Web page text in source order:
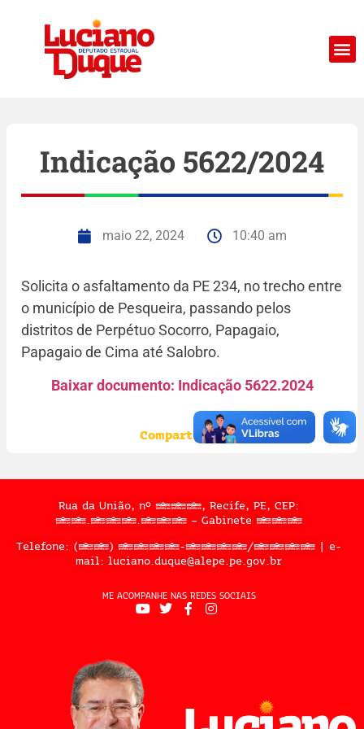
Indicação 5622/2024
maio 22, 2024 10:40 am
Solicita o asfaltamento da PE 234, no trecho entre
o município de Pesqueira, passando pelos
distritos de Perpétuo Socorro, Papagaio,
Papagaio de Cima até Salobro.
Baixar documento: Indicação 5622.2024
Compartilhe:
Rua da União, nº 397, Recife, PE, CEP:
50.050.909 – Gabinete 302
Telefone: (81) 3183-2467/2324 | e-
mail: luciano.duque@alepe.pe.gov.br
ME ACOMPANHE NAS REDES SOCIAIS